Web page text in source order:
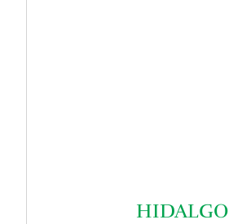
HIDALGO